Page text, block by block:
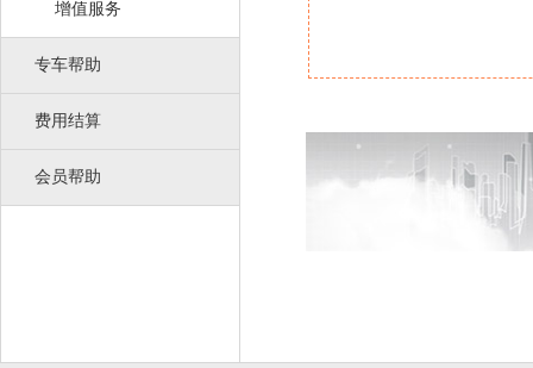
增值服务
专车帮助
费用结算
会员帮助